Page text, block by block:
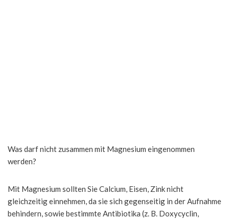
Was darf nicht zusammen mit Magnesium eingenommen
werden?
Mit Magnesium sollten Sie Calcium, Eisen, Zink nicht
gleichzeitig einnehmen, da sie sich gegenseitig in der Aufnahme
behindern, sowie bestimmte Antibiotika (z. B. Doxycyclin,